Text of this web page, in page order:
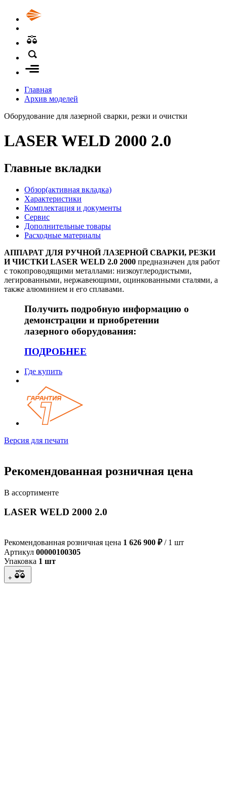
Главная
Архив моделей
Оборудование для лазерной сварки, резки и очистки
LASER WELD 2000 2.0
Главные вкладки
Обзор(активная вкладка)
Характеристики
Комплектация и документы
Сервис
Дополнительные товары
Расходные материалы
АППАРАТ ДЛЯ РУЧНОЙ ЛАЗЕРНОЙ СВАРКИ, РЕЗКИ
И ЧИСТКИLASER WELD 2.0 2000 предназначен для работ
с токопроводящими металлами: низкоуглеродистыми,
легированными, нержавеющими, оцинкованными сталями, а
также алюминием и его сплавами.
Получить подробную информацию о
демонстрации и приобретении
лазерного оборудования:
ПОДРОБНЕЕ
Где купить
Версия для печати
Рекомендованная розничная цена
В ассортименте
LASER WELD 2000 2.0
Рекомендованная розничная цена 1 626 900 ₽/ 1 шт
Артикул 00000100305
Упаковка 1 шт
+